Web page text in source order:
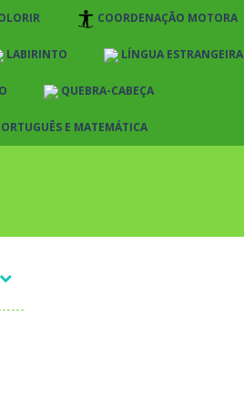
COORDENAÇÃO MOTORA
LABIRINTO LÍNGUA ESTRANGEIRA
QUEBRA-CABEÇA
E MATEMÁTICA